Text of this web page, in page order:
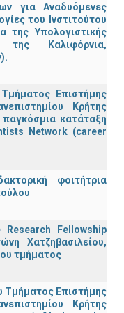
για Αναδυόμενες
του Ινστιτούτου
της Υπολογιστικής
της Καλιφόρνια,
Επιστήμης
Κρήτης
παγκόσμια κατάταξη
Network (career
φοιτήτρια
Fellowship
Χατζηβασιλείου,
τμήματος
Τμήματος Επιστήμης
Κρήτης